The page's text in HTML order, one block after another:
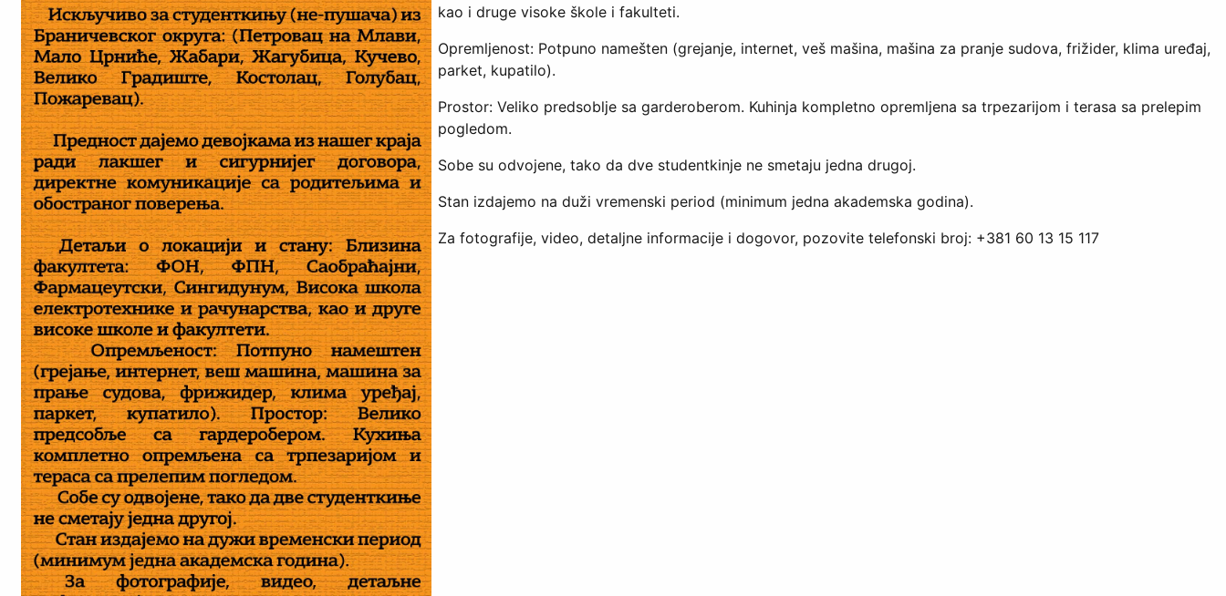
kao i druge visoke škole i fakulteti.
Opremljenost: Potpuno namešten (grejanje, internet, veš mašina, mašina za pranje sudova, frižider, klima uređaj,
parket, kupatilo).
Prostor: Veliko predsoblje sa garderoberom. Kuhinja kompletno opremljena sa trpezarijom i terasa sa prelepim
pogledom.
Sobe su odvojene, tako da dve studentkinje ne smetaju jedna drugoj.
Stan izdajemo na duži vremenski period (minimum jedna akademska godina).
Za fotografije, video, detaljne informacije i dogovor, pozovite telefonski broj: +381 60 13 15 117